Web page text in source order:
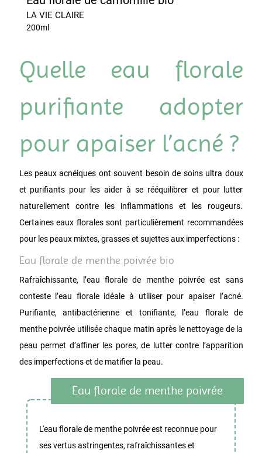
LA VIE CLAIRE
200ml
Quelle eau florale
purifiante adopter
pour apaiser l’acné ?
Les peaux acnéiques ont souvent besoin de soins ultra doux
et purifiants pour les aider à se rééquilibrer et pour lutter
naturellement contre les inflammations et les rougeurs.
Certaines eaux florales sont particulièrement recommandées
pour les peaux mixtes, grasses et sujettes aux imperfections :
Eau florale de menthe poivrée bio
Rafraîchissante, l’eau florale de menthe poivrée est sans
conteste l’eau florale idéale à utiliser pour apaiser l’acné.
Purifiante, antibactérienne et tonifiante, l’eau florale de
menthe poivrée utilisée chaque matin après le nettoyage de la
peau permet d’affiner les pores, de lutter contre l’apparition
des imperfections et de matifier la peau.
Eau florale de menthe poivrée
L'eau florale de menthe poivrée est reconnue pour
ses vertus astringentes, rafraîchissantes et